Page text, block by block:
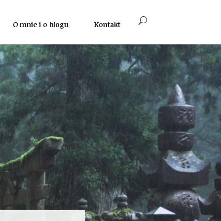
O mnie i o blogu Kontakt